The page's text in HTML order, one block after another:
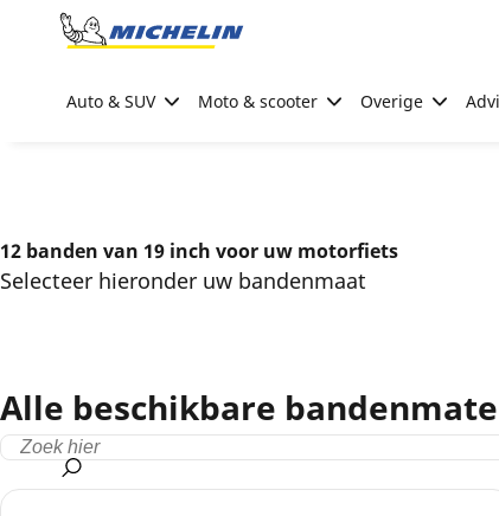
Go to page content
Auto & SUV Moto & scooter Overige
12 banden van 19 inch voor uw motorfiets
Selecteer hieronder uw bandenmaat
Alle beschikbare